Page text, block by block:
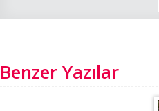
Benzer Yazılar